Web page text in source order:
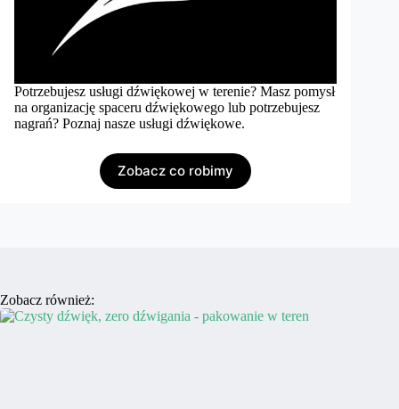
Potrzebujesz usługi dźwiękowej w terenie? Masz pomysł
na organizację spaceru dźwiękowego lub potrzebujesz
nagrań? Poznaj nasze usługi dźwiękowe.
Zobacz co robimy
Zobacz również: